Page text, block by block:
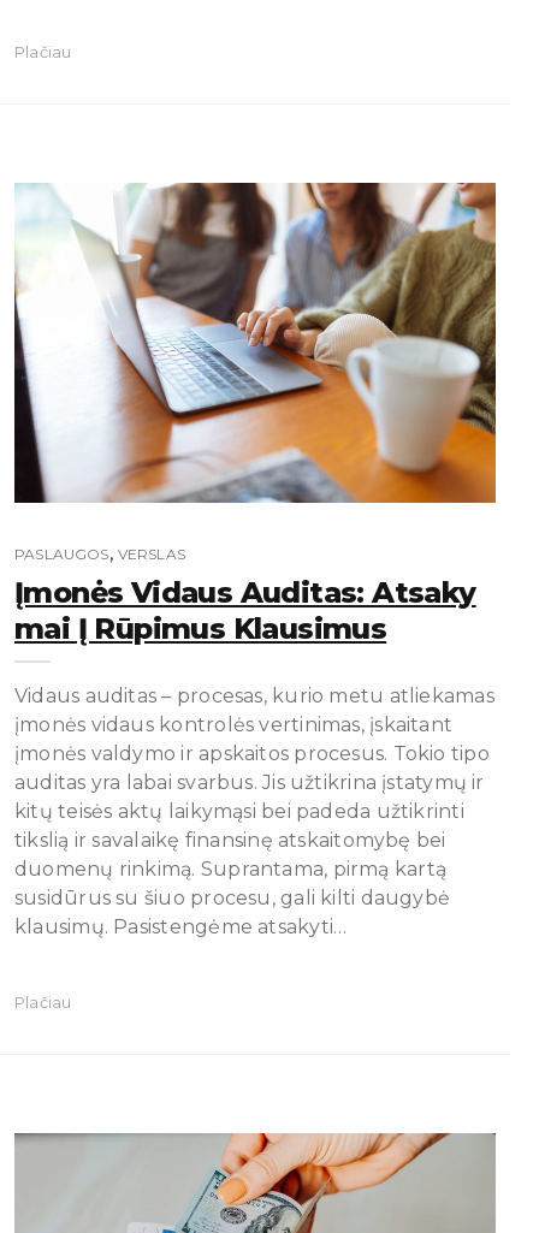
Plačiau
PASLAUGOS, VERSLAS
Įmonės Vidaus Auditas: Atsaky
Mai Į Rūpimus Klausimus
Vidaus auditas – procesas, kurio metu atliekamas
įmonės vidaus kontrolės vertinimas, įskaitant
įmonės valdymo ir apskaitos procesus. Tokio tipo
auditas yra labai svarbus. Jis užtikrina įstatymų ir
kitų teisės aktų laikymąsi bei padeda užtikrinti
tikslią ir savalaikę finansinę atskaitomybę bei
duomenų rinkimą. Suprantama, pirmą kartą
susidūrus su šiuo procesu, gali kilti daugybė
klausimų. Pasistengėme atsakyti…
Plačiau